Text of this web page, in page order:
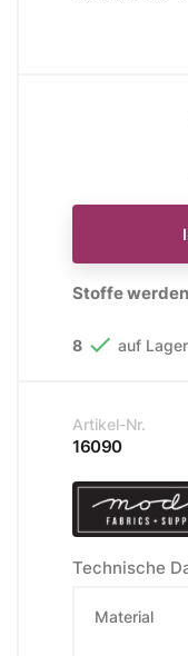
Stoffe
8  auf Lager
Artikel-Nr.
16090
Technische
Material